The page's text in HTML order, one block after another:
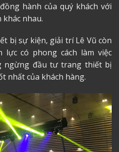
hành của quý khách với
nhau.
bị sự kiện, giải trí Lê Vũ còn
có phong cách làm việc
ngừng đầu tư trang thiết bị
nhất của khách hàng.